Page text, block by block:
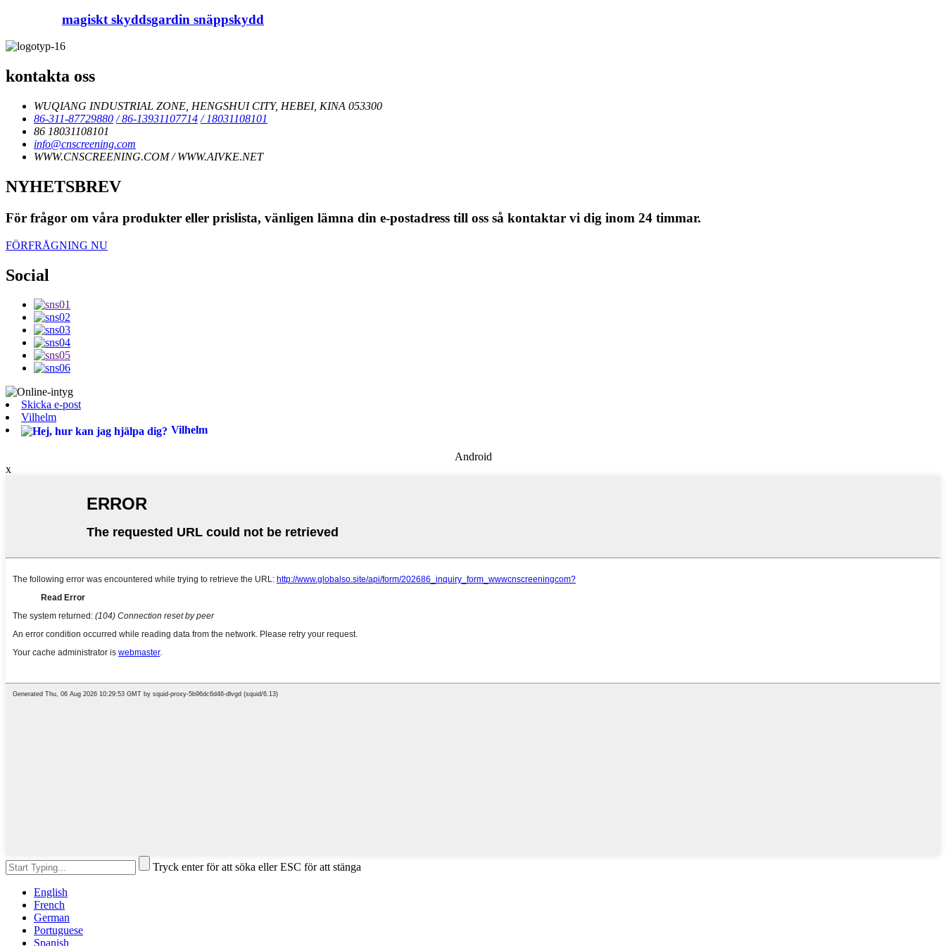
magiskt skyddsgardin snäppskydd
kontakta oss
WUQIANG INDUSTRIAL ZONE, HENGSHUI CITY, HEBEI, KINA 053300
86-311-87729880 / 86-13931107714 / 18031108101
86 18031108101
info@cnscreening.com
WWW.CNSCREENING.COM / WWW.AIVKE.NET
NYHETSBREV
För frågor om våra produkter eller prislista, vänligen lämna din e-postadress till oss så kontaktar vi dig inom 24 timmar.
FÖRFRÅGNING NU
Social
Skicka e-post
Vilhelm
Vilhelm
Android
x
Tryck enter för att söka eller ESC för att stänga
English
French
German
Portuguese
Spanish